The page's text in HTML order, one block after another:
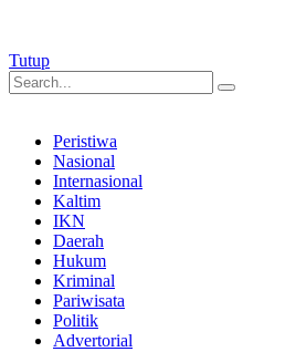
Tutup
Peristiwa
Nasional
Internasional
Kaltim
IKN
Daerah
Hukum
Kriminal
Pariwisata
Politik
Advertorial